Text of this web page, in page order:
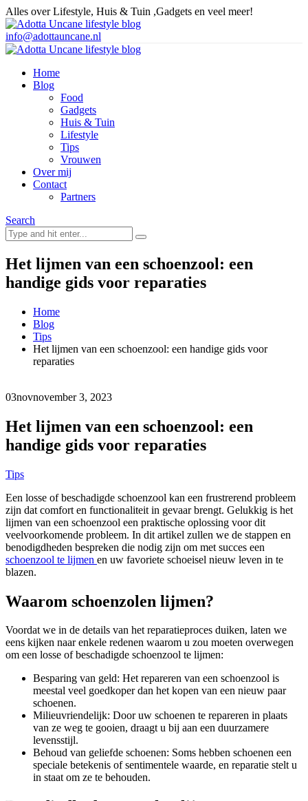
Alles over Lifestyle, Huis & Tuin ,Gadgets en veel meer!
info@adottauncane.nl
Home
Blog
Food
Gadgets
Huis & Tuin
Lifestyle
Tips
Vrouwen
Over mij
Contact
Partners
Search
Het lijmen van een schoenzool: een
handige gids voor reparaties
Home
Blog
Tips
Het lijmen van een schoenzool: een handige gids voor
reparaties
03novnovember 3, 2023
Het lijmen van een schoenzool: een
handige gids voor reparaties
Tips
Een losse of beschadigde schoenzool kan een frustrerend probleem
zijn dat comfort en functionaliteit in gevaar brengt. Gelukkig is het
lijmen van een schoenzool een praktische oplossing voor dit
veelvoorkomende probleem. In dit artikel zullen we de stappen en
benodigdheden bespreken die nodig zijn om met succes een
schoenzool te lijmen en uw favoriete schoeisel nieuw leven in te
blazen.
Waarom schoenzolen lijmen?
Voordat we in de details van het reparatieproces duiken, laten we
eens kijken naar enkele redenen waarom u zou moeten overwegen
om een losse of beschadigde schoenzool te lijmen:
Besparing van geld: Het repareren van een schoenzool is
meestal veel goedkoper dan het kopen van een nieuw paar
schoenen.
Milieuvriendelijk: Door uw schoenen te repareren in plaats
van ze weg te gooien, draagt u bij aan een duurzamere
levensstijl.
Behoud van geliefde schoenen: Soms hebben schoenen een
speciale betekenis of sentimentele waarde, en reparatie stelt u
in staat om ze te behouden.